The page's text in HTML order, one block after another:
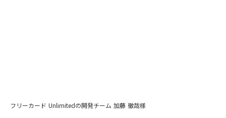
フリーカード Unlimitedの開発チーム 加藤 徹哉様